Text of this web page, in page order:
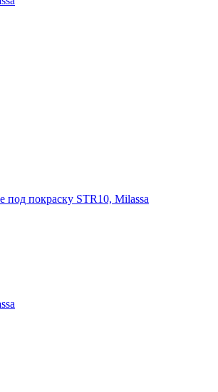
покраску STR10, Milassa